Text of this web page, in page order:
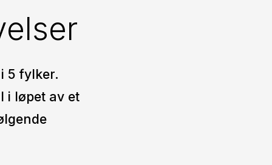
5 fylker.
i løpet av et